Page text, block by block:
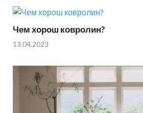
Чем хорош ковролин?
13.04.2023